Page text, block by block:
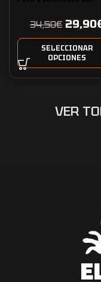
34,50€ 29,90
SELECCIONAR
OPCIONES
VER